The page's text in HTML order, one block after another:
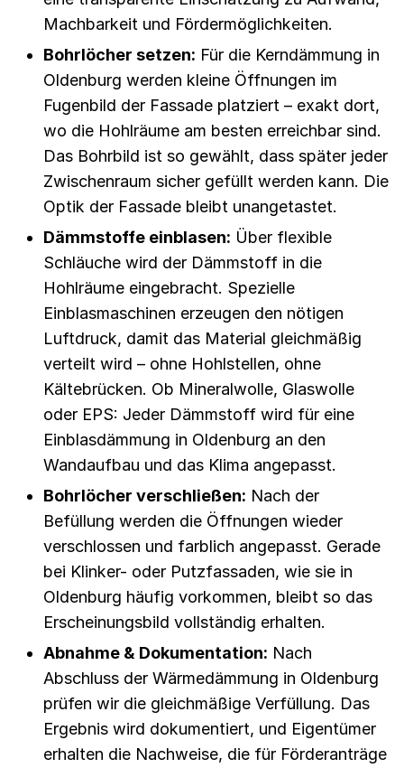
Machbarkeit und Fördermöglichkeiten.
Bohrlöcher setzen: Für die Kerndämmung in
Oldenburg werden kleine Öffnungen im
Fugenbild der Fassade platziert – exakt dort,
wo die Hohlräume am besten erreichbar sind.
Das Bohrbild ist so gewählt, dass später jeder
Zwischenraum sicher gefüllt werden kann. Die
Optik der Fassade bleibt unangetastet.
Dämmstoffe einblasen: Über flexible
Schläuche wird der Dämmstoff in die
Hohlräume eingebracht. Spezielle
Einblasmaschinen erzeugen den nötigen
Luftdruck, damit das Material gleichmäßig
verteilt wird – ohne Hohlstellen, ohne
Kältebrücken. Ob Mineralwolle, Glaswolle
oder EPS: Jeder Dämmstoff wird für eine
Einblasdämmung in Oldenburg an den
Wandaufbau und das Klima angepasst.
Bohrlöcher verschließen: Nach der
Befüllung werden die Öffnungen wieder
verschlossen und farblich angepasst. Gerade
bei Klinker- oder Putzfassaden, wie sie in
Oldenburg häufig vorkommen, bleibt so das
Erscheinungsbild vollständig erhalten.
Abnahme & Dokumentation: Nach
Abschluss der Wärmedämmung in Oldenburg
prüfen wir die gleichmäßige Verfüllung. Das
Ergebnis wird dokumentiert, und Eigentümer
erhalten die Nachweise, die für Förderanträge